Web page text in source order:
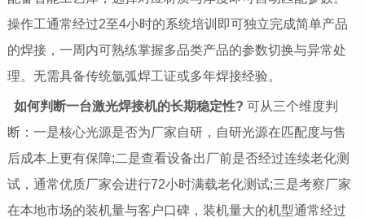
操作工通常经过2至4小时的系统培训即可独立完成简单产品
的焊接，一周内可熟练掌握多品类产品的参数切换与异常处
理。无需具备传统氩弧焊工证或多年焊接经验。
如何判断一台激光焊接机的长期稳定性? 可从三个维度判
断：一是核心光源是否为厂家自研，自研光源在匹配度与售
后成本上更有保障;二是查看设备出厂前是否经过连续老化测
试，通常优质厂家会进行72小时满载老化测试;三是考察厂家
在本地市场的装机量与客户口碑，装机量大的机型通常经过